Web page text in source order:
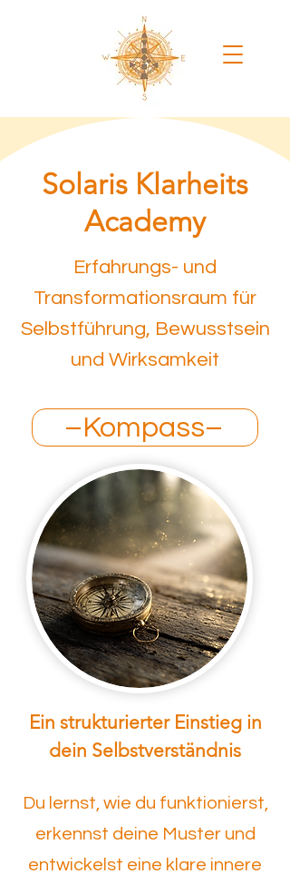
Solaris Klarheits
Academy
Erfahrungs- und
Transformationsraum für
Selbstführung, Bewusstsein
und Wirksamkeit
–Kompass–
Ein strukturierter Einstieg in
dein Selbstverständnis
​Du lernst, wie du funktionierst,
erkennst deine Muster und
entwickelst eine klare innere